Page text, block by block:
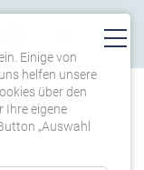
Einige von
helfen unsere
über den
Ihre eigene
„Auswahl